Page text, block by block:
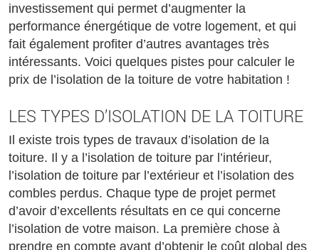
investissement qui permet d’augmenter la
performance énergétique de votre logement, et qui
fait également profiter d’autres avantages très
intéressants. Voici quelques pistes pour calculer le
prix de l’isolation de la toiture de votre habitation !
LES TYPES D’ISOLATION DE LA TOITURE
Il existe trois types de travaux d’isolation de la
toiture. Il y a l’isolation de toiture par l’intérieur,
l’isolation de toiture par l’extérieur et l’isolation des
combles perdus. Chaque type de projet permet
d’avoir d’excellents résultats en ce qui concerne
l’isolation de votre maison. La première chose à
prendre en compte avant d’obtenir le coût global des